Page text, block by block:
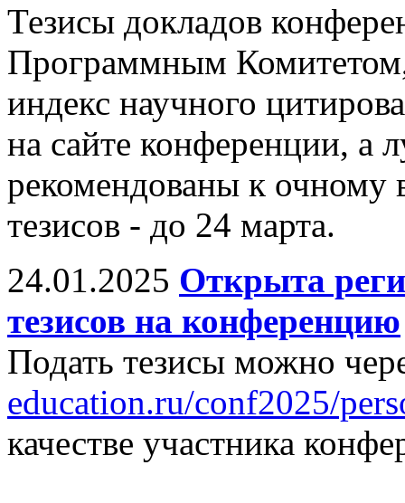
Тезисы докладов
Программным
индекс научного
на сайте конференции, а
рекомендованы к
тезисов - до 24 марта.
24.01.2025 Открыта
тезисов на конференцию
Подать тезисы можно
education.ru/conf2025/
качестве участника